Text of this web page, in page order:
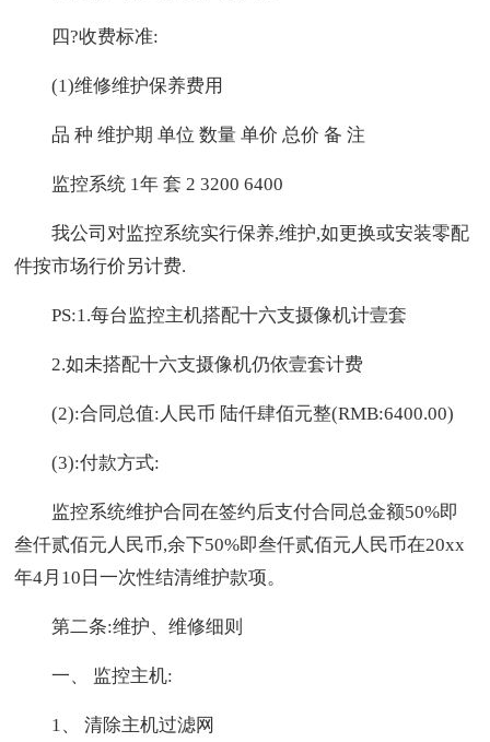
四?收费标准:
(1)维修维护保养费用
品 种 维护期 单位 数量 单价 总价 备 注
监控系统 1年 套 2 3200 6400
我公司对监控系统实行保养,维护,如更换或安装零配
件按市场行价另计费.
PS:1.每台监控主机搭配十六支摄像机计壹套
2.如未搭配十六支摄像机仍依壹套计费
(2):合同总值:人民币 陆仟肆佰元整(RMB:6400.00)
(3):付款方式:
监控系统维护合同在签约后支付合同总金额50%即
叁仟贰佰元人民币,余下50%即叁仟贰佰元人民币在20xx
年4月10日一次性结清维护款项。
第二条:维护、维修细则
一、 监控主机:
1、 清除主机过滤网